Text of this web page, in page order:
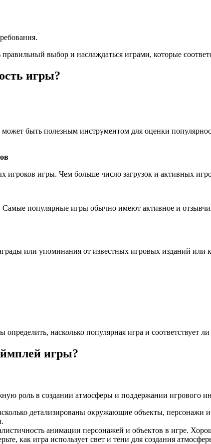
правильный выбор и наслаждаться играми, которые
игры?
быть полезным инструментом для оценки
игроков игры. Чем больше число загрузок и активных
Самые популярные игры обычно имеют активное и
или упоминания от известных игровых изданий или
насколько популярная игра и соответствует
игры?
роль в создании атмосферы и поддержании игрового
детализированы окружающие объекты, персонажи
анимации персонажей и объектов в игре.
как игра использует свет и тени для создания